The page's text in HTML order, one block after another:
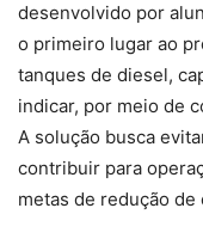
desenvolvido por
o primeiro lugar ao
tanques de diesel,
indicar, por meio de
A solução busca
contribuir para
metas de redução de